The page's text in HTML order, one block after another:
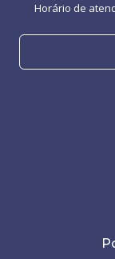
Horário de